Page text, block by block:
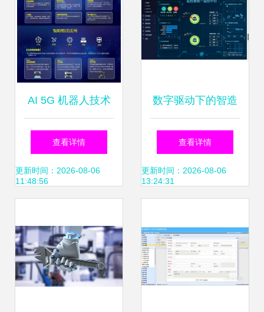
软件服务新格局
AI 5G 机器人技术
加持 美云智数智能
自动化集成产品正
查看详情
更新时间：2026-08-06
11:48:56
数字驱动下的智造
新篇章 面向智能工
厂的一体化运维解
查看详情
更新时间：2026-08-06
13:24:31